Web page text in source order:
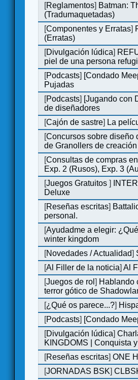
[Reglamentos] Batman:
(Tradumaquetadas)
[Componentes y Erratas]
(Erratas)
[Divulgación lúdica]
piel de una persona
[Podcasts] [Condado
Pujadas
[Podcasts] [Jugando con
de diseñadores
[Cajón de sastre] La
[Concursos sobre diseño
de Granollers de
[Consultas de compras
Exp. 2 (Rusos), Exp. 3
[Juegos Gratuitos]
Deluxe
[Reseñas escritas]
personal.
[Ayudadme a elegir:
winter kingdom
[Novedades / Actualidad]
[Al Filler de la noticia]Al
[Juegos de rol] Hablando
terror gótico de
[¿Qué os parece...?]
[Podcasts] [Condado
[Divulgación lúdica]
KINGDOMS | Conquista
[Reseñas escritas]ONE
[JORNADAS BSK]